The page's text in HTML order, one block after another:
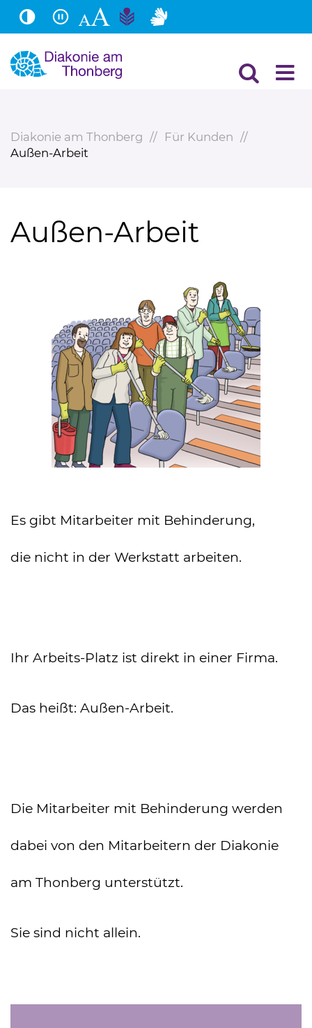
Hauptinhalt
Fußbereich
Diakonie am Thonberg
Für Kunden
Außen-Arbeit
Außen-Arbeit
Es gibt Mitarbeiter mit Behinderung,
die nicht in der Werkstatt arbeiten.
Ihr Arbeits-Platz ist direkt in einer Firma.
Das heißt: Außen-Arbeit.
Die Mitarbeiter mit Behinderung werden
dabei von den Mitarbeitern der Diakonie
am Thonberg unterstützt.
Sie sind nicht allein.